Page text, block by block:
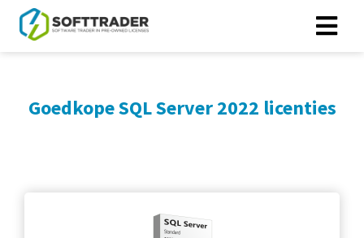
Goedkope SQL Server 2022 licenties